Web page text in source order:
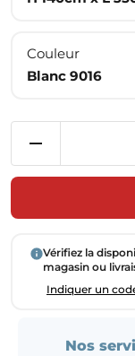
Couleur
Blanc 9016
Vérifiez la
magasin ou
Indiquer un
Nos